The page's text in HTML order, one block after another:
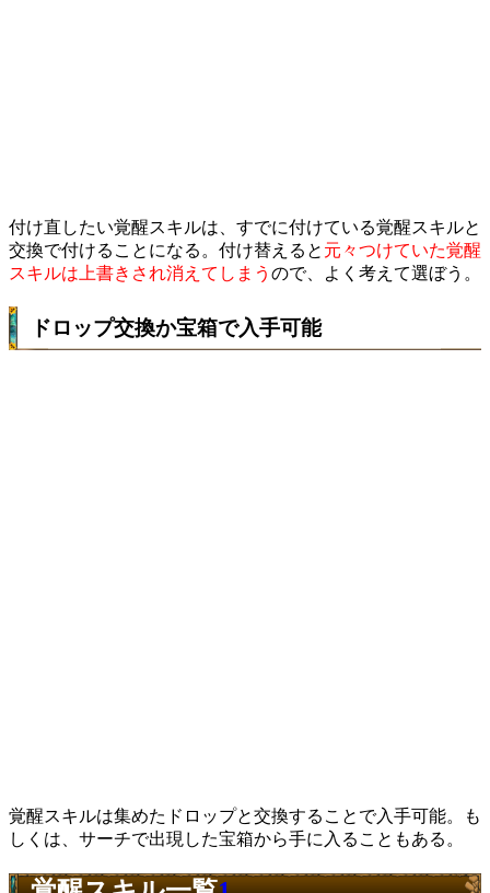
付け直したい覚醒スキルは、すでに付けている覚醒スキルと
交換で付けることになる。付け替えると 元々つけていた覚醒
スキルは上書きされ消えてしまう ので、よく考えて選ぼう。
ドロップ交換か宝箱で入手可能
覚醒スキルは集めたドロップと交換することで入手可能。も
しくは、サーチで出現した宝箱から手に入ることもある。